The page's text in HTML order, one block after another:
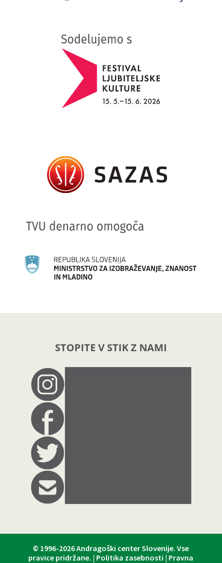
STOPITE V STIK Z NAMI
© 1996-2026Andragoški center Slovenije. Vse
pravice pridržane. | Politika zasebnosti | Pravna